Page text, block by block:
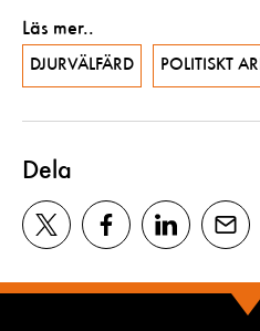
Läs mer..
DJURVÄLFÄRD POLITISKT
Dela